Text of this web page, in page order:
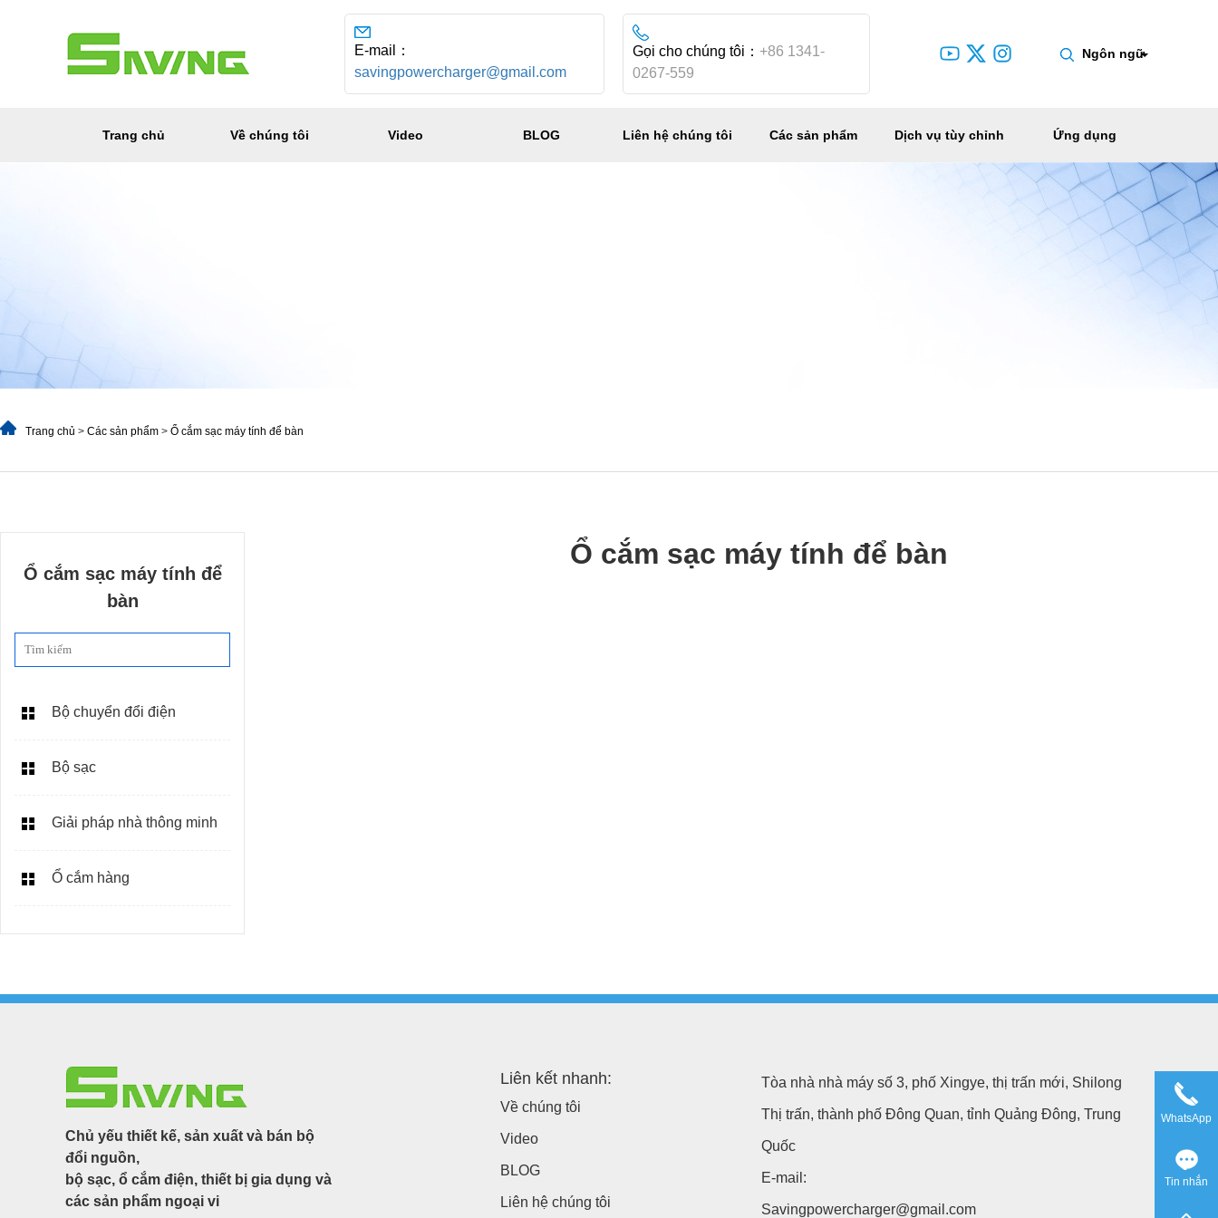
E-mail：
savingpowercharger@gmail.com
Gọi cho chúng tôi： +86 1341-
0267-559
Ngôn ngữ
Trang chủ Về chúng tôi Video BLOG Liên hệ chúng tôi Các sản phẩm Dịch vụ tùy chỉnh Ứng dụng
Trang chủ > Các sản phẩm > Ổ cắm sạc máy tính để bàn
Ổ cắm sạc máy tính để
bàn
Bộ chuyển đổi điện
Bộ sạc
Giải pháp nhà thông minh
Ổ cắm hàng
Ổ cắm sạc máy tính để bàn
Chủ yếu thiết kế, sản xuất và bán bộ
đổi nguồn,
bộ sạc, ổ cắm điện, thiết bị gia dụng và
các sản phẩm ngoại vi
Liên kết nhanh:
Về chúng tôi
Video
BLOG
Liên hệ chúng tôi
Tòa nhà nhà máy số 3, phố Xingye, thị trấn mới, Shilong
Thị trấn, thành phố Đông Quan, tỉnh Quảng Đông, Trung
Quốc
E-mail:
Savingpowercharger@gmail.com
WhatsApp
Tin nhắn